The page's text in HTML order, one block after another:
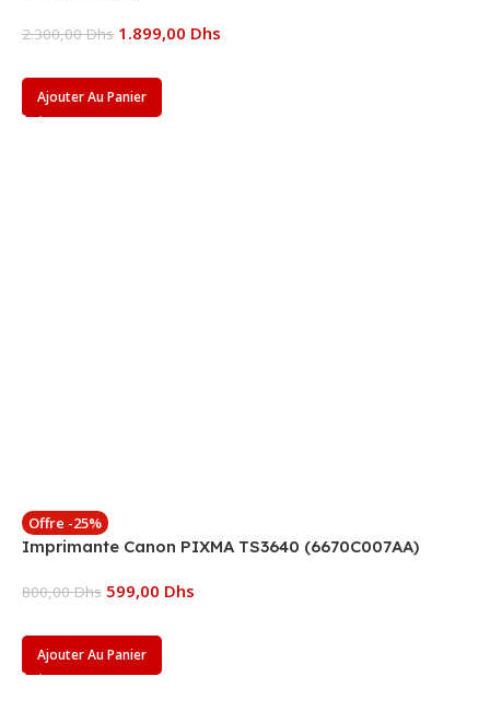
2.300,00Dhs 1.899,00 Dhs
Ajouter Au Panier
Offre -25%
Imprimante Canon PIXMA TS3640 (6670C007AA)
800,00Dhs 599,00 Dhs
Ajouter Au Panier